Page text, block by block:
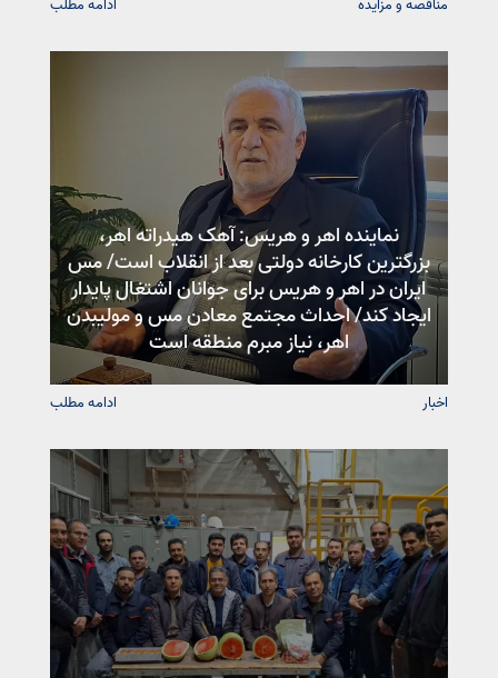
مناقصه و مزایده ادامه مطلب
نماینده اهر و هریس: آهک هیدراته اهر،
بزرگترین کارخانه دولتی بعد از انقلاب است/ مس
ایران در اهر و هریس برای جوانان اشتغال پایدار
ایجاد کند/ احداث مجتمع معادن مس و مولیبدن
اهر، نیاز مبرم منطقه است
اخبار ادامه مطلب